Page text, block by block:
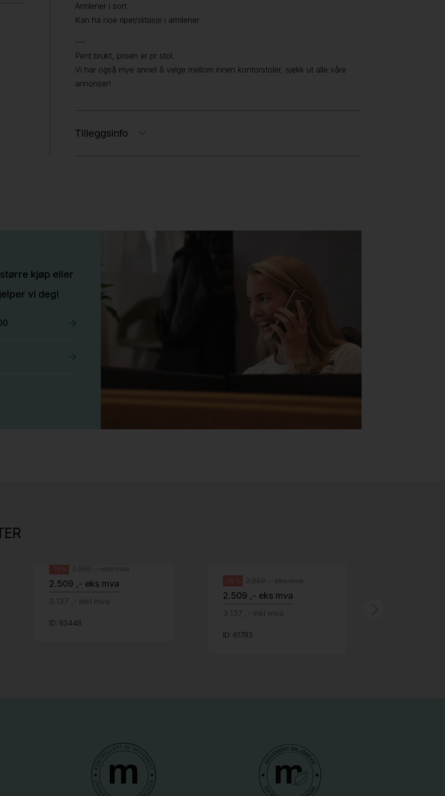
Armlener i sort
Kan ha noe riper/slitasje i armlener
---
Pent brukt, prisen er pr stol.
Vi har også mye annet å velge mellom innen kontorstoler, sjekk ut alle våre
annonser!
Tilleggsinfo
kjøp eller
vi deg!
-15%
2.509 ,- eks mva
ID: 63448
-15%
2.509 ,- eks mva
ID: 61783